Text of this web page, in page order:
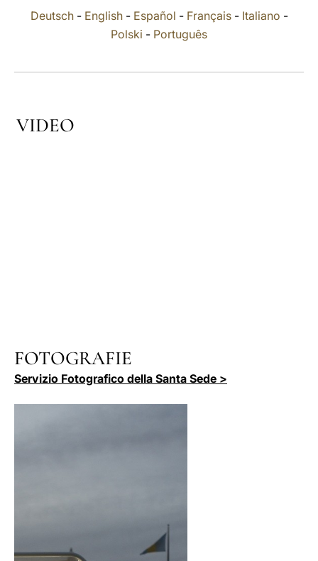
Deutsch- English- Español - Français- Italiano -
Polski - Português
VIDEO
FOTOGRAFIE
Servizio Fotografico della Santa Sede >